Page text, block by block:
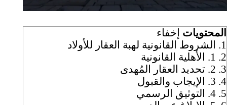
المحتويات إخفاء
1.
الشروط القانونية لهبة العقار للأولاد
2.
1. الأهلية القانونية
3. 2. تحديد العقار المُهدى
4. 3. الإيجاب والقبول
5. 4. التوثيق الرسمي